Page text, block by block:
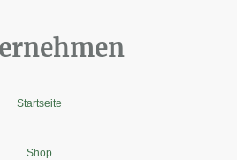
Startseite
Shop